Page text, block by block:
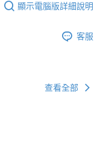
顯示電腦版詳細說明
客服
查看全部